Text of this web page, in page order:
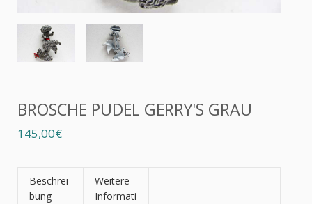
BROSCHE PUDEL GERRY'S GRAU
145,00€
Beschrei
bung
Weitere
Informati